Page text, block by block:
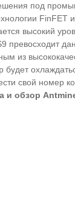
под
FinFET
высокий
превосходит
из
свой номер
и обзор